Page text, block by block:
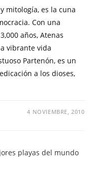
mitología, es la cuna
Con una
años, Atenas
vibrante vida
Partenón, es un
a los dioses,
4 NOVIEMBRE, 2010